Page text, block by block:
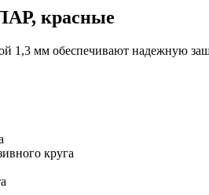
красные
1,3 мм обеспечивают надежную
круга